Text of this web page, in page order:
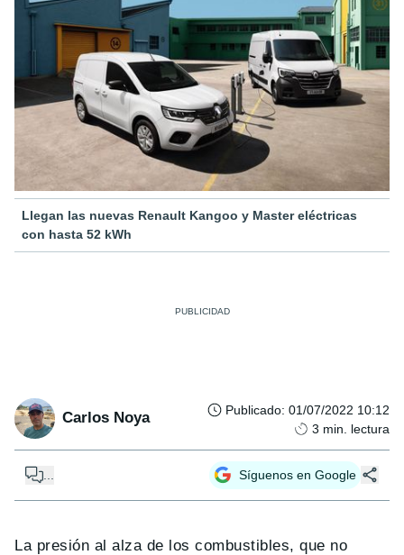
Llegan las nuevas Renault Kangoo y Master eléctricas
con hasta 52 kWh
Carlos Noya Publicado: 01/07/2022 10:12
3 min. lectura
Síguenos en Google
La presión al alza de los combustibles, que no